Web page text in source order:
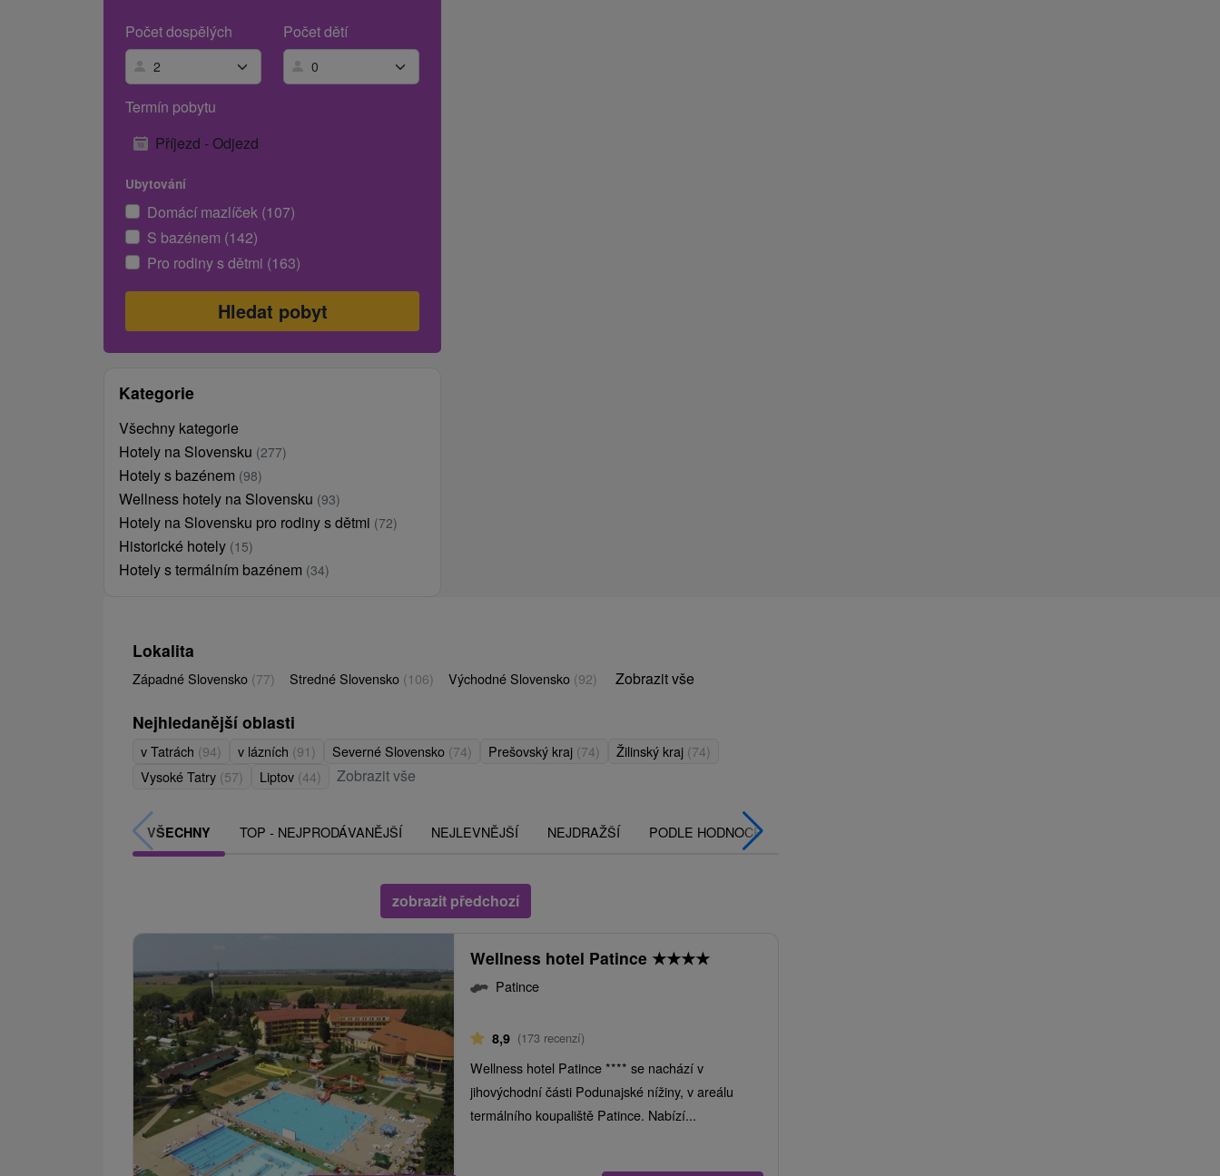
Počet dospělých
Počet dětí
Termín pobytu
Příjezd - Odjezd
Ubytování
Domácí mazlíček (107)
S bazénem (142)
Pro rodiny s dětmi (163)
Kategorie
Všechny kategorie
Hotely na Slovensku (277)
Hotely s bazénem (98)
Wellness hotely na Slovensku (93)
Hotely na Slovensku pro rodiny s dětmi (72)
Historické hotely (15)
Hotely s termálním bazénem (34)
Lokalita
Západné Slovensko (77) Stredné Slovensko (106) Východné Slovensko (92) Zobrazit vše
Nejhledanější oblasti
v Tatrách (94) v lázních (91) Severné Slovensko (74) Prešovský kraj (74) Žilinský kraj (74)
Vysoké Tatry (57) Liptov (44) Zobrazit vše
VŠECHNY TOP - NEJPRODÁVANĚJŠÍ NEJLEVNĚJŠÍ NEJDRAŽŠÍ PODLE HODNOCENÍ
zobrazit předchozí
Wellness hotel Patince ★★★★
Patince
8,9 (173 recenzí)
Wellness hotel Patince **** se nachází v
jihovýchodní části Podunajské nížiny, v areálu
termálního koupaliště Patince. Nabízí...